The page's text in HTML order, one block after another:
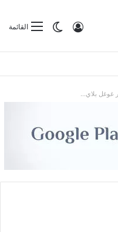
القائمةالوضع
تسجيل الدخول
موجة الهجرة في سبتة
غوغل بلاي...